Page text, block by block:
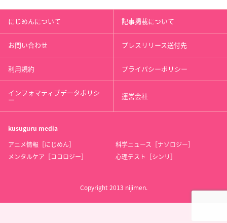
にじめんについて 記事掲載について
お問い合わせ プレスリリース送付先
利用規約 プライバシーポリシー
インフォマティブデータポリシ
ー 運営会社
kusuguru media
アニメ情報［にじめん］
科学ニュース［ナゾロジー］
メンタルケア［ココロジー］
心理テスト［シンリ］
Copyright 2013 nijimen.